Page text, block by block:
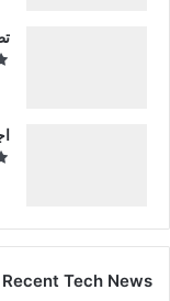
Recent Tech News